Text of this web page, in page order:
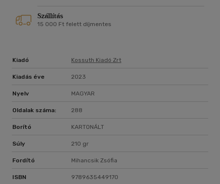
Szállítás
15 000 Ft felett díjmentes
Kiadó Kossuth Kiadó Zrt
Kiadás éve 2023
Nyelv MAGYAR
Oldalak száma: 288
Borító KARTONÁLT
Súly 210 gr
Fordító Mihancsik Zsófia
ISBN 9789635449170